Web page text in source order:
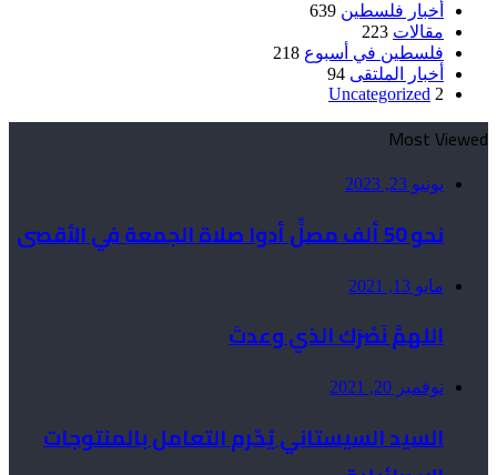
أخبار فلسطين 639
مقالات 223
فلسطين في أسبوع 218
أخبار الملتقى 94
Uncategorized 2
Most Viewed
يونيو 23, 2023
نحو 50 ألف مصلٍّ أدوا صلاة الجمعة في الأقصى
مايو 13, 2021
اللهمَّ نَصْرَك الذي وعدتَ
نوفمبر 20, 2021
السيد السيستاني يُحّرم التعامل بالمنتوجات